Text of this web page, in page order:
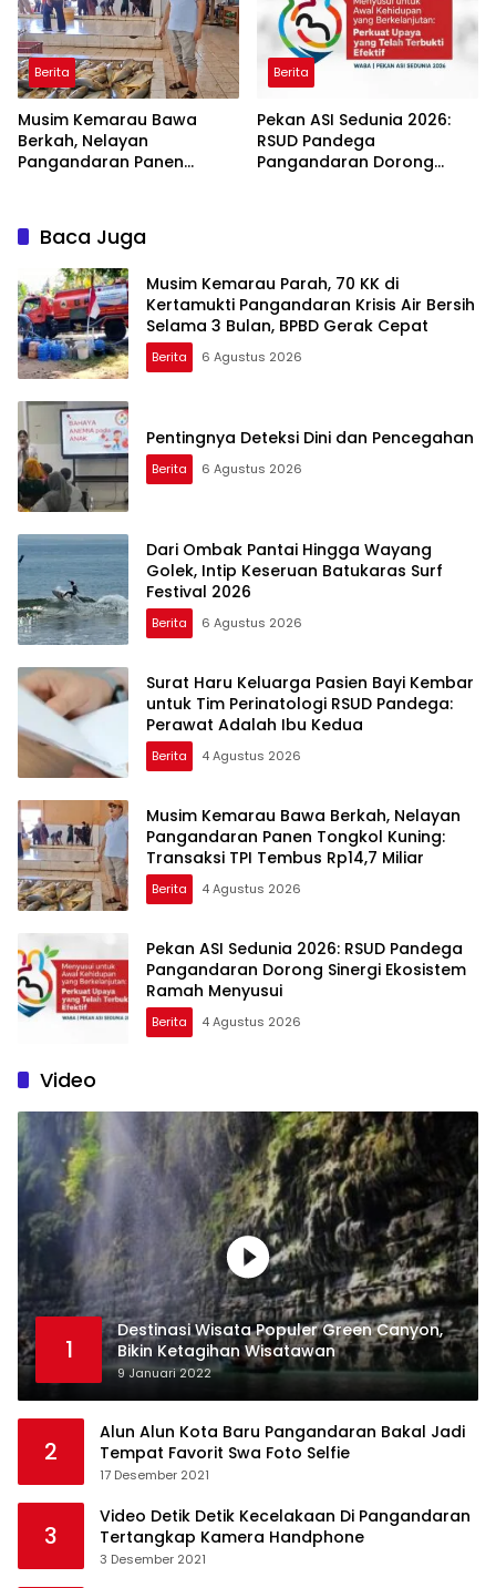
Berita
Musim Kemarau Bawa
Berkah, Nelayan
Pangandaran Panen
Berita
Pekan ASI Sedunia 2026:
RSUD Pandega
Pangandaran Dorong
Baca Juga
Musim Kemarau Parah, 70 KK di
Kertamukti Pangandaran Krisis Air Bersih
Selama 3 Bulan, BPBD Gerak Cepat
Berita 6 Agustus 2026
Pentingnya Deteksi Dini dan Pencegahan
Berita 6 Agustus 2026
Dari Ombak Pantai Hingga Wayang
Golek, Intip Keseruan Batukaras Surf
Festival 2026
Berita 6 Agustus 2026
Surat Haru Keluarga Pasien Bayi Kembar
untuk Tim Perinatologi RSUD Pandega:
Perawat Adalah Ibu Kedua
Berita 4 Agustus 2026
Musim Kemarau Bawa Berkah, Nelayan
Pangandaran Panen Tongkol Kuning:
Transaksi TPI Tembus Rp14,7 Miliar
Berita 4 Agustus 2026
Pekan ASI Sedunia 2026: RSUD Pandega
Pangandaran Dorong Sinergi Ekosistem
Ramah Menyusui
Berita 4 Agustus 2026
Video
1
Destinasi Wisata Populer Green Canyon,
Bikin Ketagihan Wisatawan
9 Januari 2022
2
Alun Alun Kota Baru Pangandaran Bakal Jadi
Tempat Favorit Swa Foto Selfie
17 Desember 2021
3
Video Detik Detik Kecelakaan Di Pangandaran
Tertangkap Kamera Handphone
3 Desember 2021